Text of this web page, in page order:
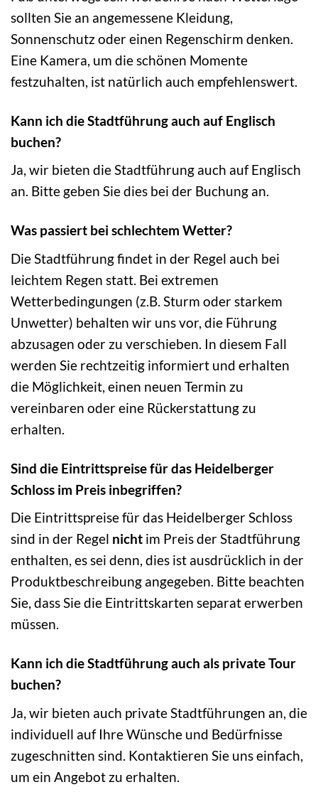
sollten Sie an angemessene Kleidung,
Sonnenschutz oder einen Regenschirm denken.
Eine Kamera, um die schönen Momente
festzuhalten, ist natürlich auch empfehlenswert.
Kann ich die Stadtführung auch auf Englisch
buchen?
Ja, wir bieten die Stadtführung auch auf Englisch
an. Bitte geben Sie dies bei der Buchung an.
Was passiert bei schlechtem Wetter?
Die Stadtführung findet in der Regel auch bei
leichtem Regen statt. Bei extremen
Wetterbedingungen (z.B. Sturm oder starkem
Unwetter) behalten wir uns vor, die Führung
abzusagen oder zu verschieben. In diesem Fall
werden Sie rechtzeitig informiert und erhalten
die Möglichkeit, einen neuen Termin zu
vereinbaren oder eine Rückerstattung zu
erhalten.
Sind die Eintrittspreise für das Heidelberger
Schloss im Preis inbegriffen?
Die Eintrittspreise für das Heidelberger Schloss
sind in der Regel nicht im Preis der Stadtführung
enthalten, es sei denn, dies ist ausdrücklich in der
Produktbeschreibung angegeben. Bitte beachten
Sie, dass Sie die Eintrittskarten separat erwerben
müssen.
Kann ich die Stadtführung auch als private Tour
buchen?
Ja, wir bieten auch private Stadtführungen an, die
individuell auf Ihre Wünsche und Bedürfnisse
zugeschnitten sind. Kontaktieren Sie uns einfach,
um ein Angebot zu erhalten.